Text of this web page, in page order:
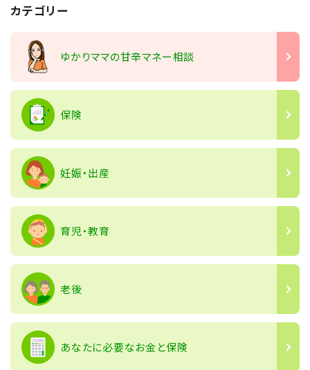
カテゴリー
ゆかりママの甘辛マネー相談
保険
妊娠・出産
育児・教育
老後
あなたに必要なお金と保険